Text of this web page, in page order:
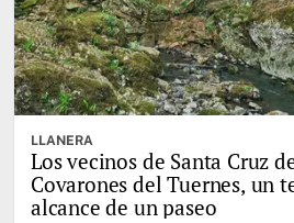
LLANERA
Los vecinos de Santa Cruz
Covarones del Tuernes, un
alcance de un paseo